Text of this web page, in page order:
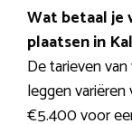
Wat betaal
plaatsen in
De tarieven
leggen
€5.400 voor